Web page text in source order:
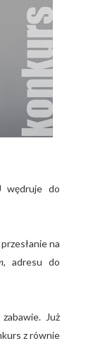
wędruje do
na
adresu do
Już
z równie